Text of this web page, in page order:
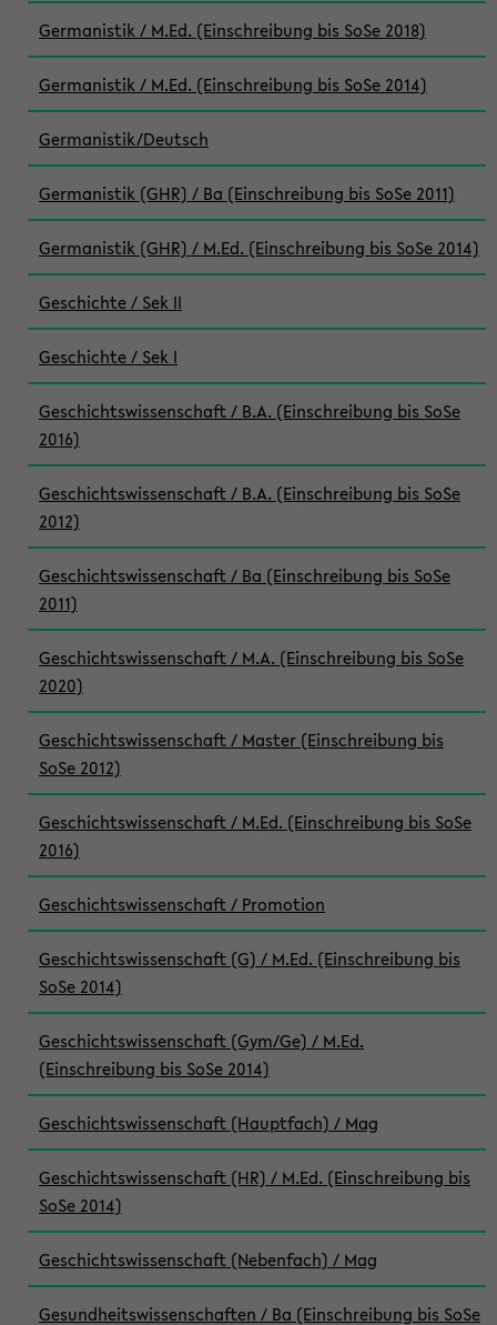
Germanistik / M.Ed. (Einschreibung bis SoSe 2018)
Germanistik / M.Ed. (Einschreibung bis SoSe 2014)
Germanistik/Deutsch
Germanistik (GHR) / Ba (Einschreibung bis SoSe 2011)
Germanistik (GHR) / M.Ed. (Einschreibung bis SoSe 2014)
Geschichte / Sek II
Geschichte / Sek I
Geschichtswissenschaft / B.A. (Einschreibung bis SoSe
2016)
Geschichtswissenschaft / B.A. (Einschreibung bis SoSe
2012)
Geschichtswissenschaft / Ba (Einschreibung bis SoSe
2011)
Geschichtswissenschaft / M.A. (Einschreibung bis SoSe
2020)
Geschichtswissenschaft / Master (Einschreibung bis
SoSe 2012)
Geschichtswissenschaft / M.Ed. (Einschreibung bis SoSe
2016)
Geschichtswissenschaft / Promotion
Geschichtswissenschaft (G) / M.Ed. (Einschreibung bis
SoSe 2014)
Geschichtswissenschaft (Gym/Ge) / M.Ed.
(Einschreibung bis SoSe 2014)
Geschichtswissenschaft (Hauptfach) / Mag
Geschichtswissenschaft (HR) / M.Ed. (Einschreibung bis
SoSe 2014)
Geschichtswissenschaft (Nebenfach) / Mag
Gesundheitswissenschaften / Ba (Einschreibung bis SoSe